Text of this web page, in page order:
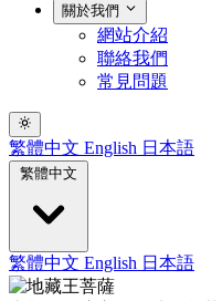
關於我們
網站介紹
聯絡我們
常見問題
繁體中文 English 日本語
繁體中文
繁體中文 English 日本語